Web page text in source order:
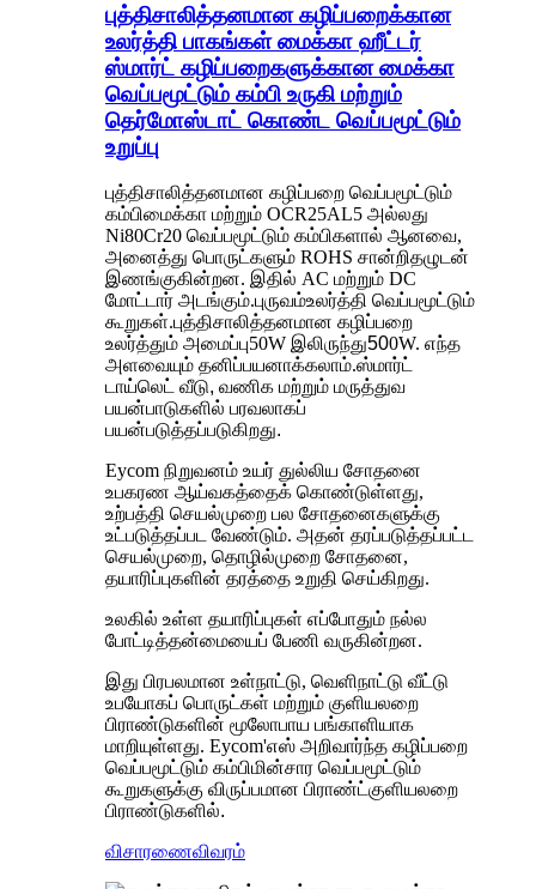
புத்திசாலித்தனமான கழிப்பறைக்கான
உலர்த்தி பாகங்கள் மைக்கா ஹீட்டர்
ஸ்மார்ட் கழிப்பறைகளுக்கான மைக்கா
வெப்பமூட்டும் கம்பி உருகி மற்றும்
தெர்மோஸ்டாட் கொண்ட வெப்பமூட்டும்
உறுப்பு
புத்திசாலித்தனமான கழிப்பறை வெப்பமூட்டும்
கம்பிமைக்கா மற்றும் OCR25AL5 அல்லது
Ni80Cr20 வெப்பமூட்டும் கம்பிகளால் ஆனவை,
அனைத்து பொருட்களும் ROHS சான்றிதழுடன்
இணங்குகின்றன. இதில் AC மற்றும் DC
மோட்டார் அடங்கும்.புருவம்உலர்த்தி வெப்பமூட்டும்
கூறுகள்.புத்திசாலித்தனமான கழிப்பறை
உலர்த்தும் அமைப்பு50W இலிருந்து500W. எந்த
அளவையும் தனிப்பயனாக்கலாம்.ஸ்மார்ட்
டாய்லெட் வீடு, வணிக மற்றும் மருத்துவ
பயன்பாடுகளில் பரவலாகப்
பயன்படுத்தப்படுகிறது.
Eycom நிறுவனம் உயர் துல்லிய சோதனை
உபகரண ஆய்வகத்தைக் கொண்டுள்ளது,
உற்பத்தி செயல்முறை பல சோதனைகளுக்கு
உட்படுத்தப்பட வேண்டும். அதன் தரப்படுத்தப்பட்ட
செயல்முறை, தொழில்முறை சோதனை,
தயாரிப்புகளின் தரத்தை உறுதி செய்கிறது.
உலகில் உள்ள தயாரிப்புகள் எப்போதும் நல்ல
போட்டித்தன்மையைப் பேணி வருகின்றன.
இது பிரபலமான உள்நாட்டு, வெளிநாட்டு வீட்டு
உபயோகப் பொருட்கள் மற்றும் குளியலறை
பிராண்டுகளின் மூலோபாய பங்காளியாக
மாறியுள்ளது. Eycom'எஸ் அறிவார்ந்த கழிப்பறை
வெப்பமூட்டும் கம்பிமின்சார வெப்பமூட்டும்
கூறுகளுக்கு விருப்பமான பிராண்ட் குளியலறை
பிராண்டுகளில்.
விசாரணைவிவரம்